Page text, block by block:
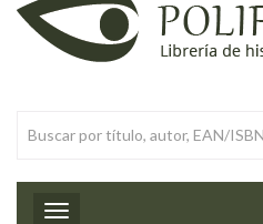
Toggle navigation